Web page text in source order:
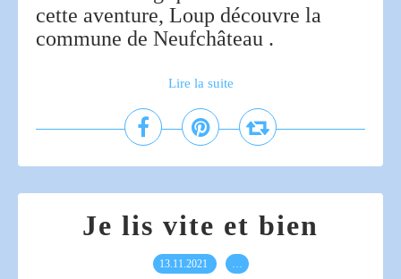
cette aventure, Loup découvre la
commune de Neufchâteau .
Lire la suite
Je lis vite et bien
13.11.2021 …